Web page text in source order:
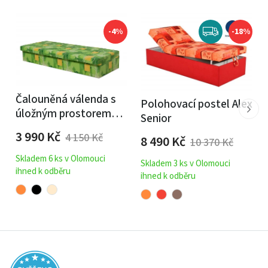
-4%
Čalouněná válenda s
úložným prostorem
Karel - molitanová
3 990Kč 4 150Kč
Skladem 6 ks v Olomouci
ihned k odběru
-18%
Polohovací postel Alex
Senior
8 490Kč 10 370Kč
Skladem 3 ks v Olomouci
ihned k odběru